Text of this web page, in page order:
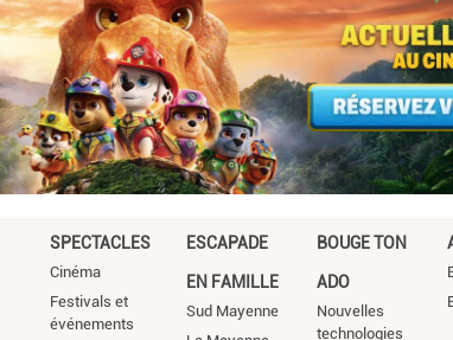
SPECTACLES
Cinéma
Festivals et
événements
ESCAPADE
EN FAMILLE
Sud Mayenne
BOUGE TON
ADO
Nouvelles
technologies